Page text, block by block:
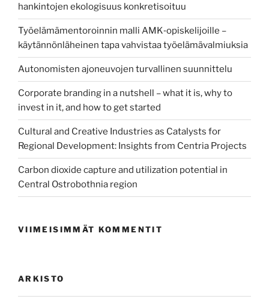
hankintojen ekologisuus konkretisoituu
Työelämämentoroinnin malli AMK‑opiskelijoille –
käytännönläheinen tapa vahvistaa työelämävalmiuksia
Autonomisten ajoneuvojen turvallinen suunnittelu
Corporate branding in a nutshell – what it is, why to
invest in it, and how to get started
Cultural and Creative Industries as Catalysts for
Regional Development: Insights from Centria Projects
Carbon dioxide capture and utilization potential in
Central Ostrobothnia region
VIIMEISIMMÄT KOMMENTIT
ARKISTO